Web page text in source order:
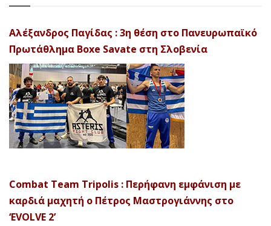
Αλέξανδρος Παγίδας : 3η θέση στο Πανευρωπαϊκό
Πρωτάθλημα Boxe Savate στη Σλοβενία
Combat Team Tripolis : Περήφανη εμφάνιση με
καρδιά μαχητή ο Πέτρος Μαστρογιάννης στο
‘EVOLVE 2’